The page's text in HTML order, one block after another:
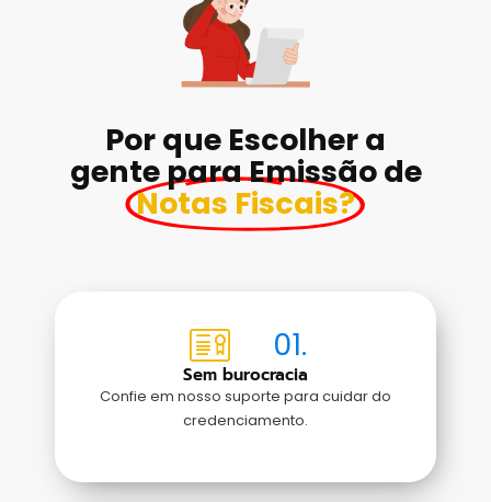
Por que Escolher a
gente para Emissão de
Notas Fiscais?
01.
Sem burocracia
Confie em nosso suporte para cuidar do
credenciamento.